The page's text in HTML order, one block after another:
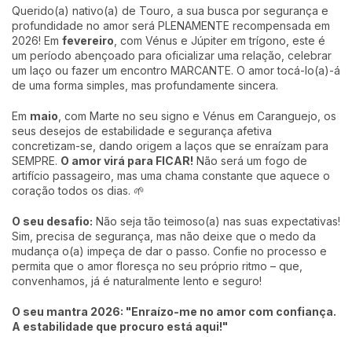
Querido(a) nativo(a) de Touro, a sua busca por segurança e
profundidade no amor será PLENAMENTE recompensada em
2026! Em fevereiro , com Vénus e Júpiter em trígono, este é
um período abençoado para oficializar uma relação, celebrar
um laço ou fazer um encontro MARCANTE. O amor tocá-lo(a)-á
de uma forma simples, mas profundamente sincera.
Em maio , com Marte no seu signo e Vénus em Caranguejo, os
seus desejos de estabilidade e segurança afetiva
concretizam-se, dando origem a laços que se enraízam para
SEMPRE. O amor virá para FICAR! Não será um fogo de
artifício passageiro, mas uma chama constante que aquece o
coração todos os dias. 🌱
O seu desafio: Não seja tão teimoso(a) nas suas expectativas!
Sim, precisa de segurança, mas não deixe que o medo da
mudança o(a) impeça de dar o passo. Confie no processo e
permita que o amor floresça no seu próprio ritmo – que,
convenhamos, já é naturalmente lento e seguro!
O seu mantra 2026: "Enraízo-me no amor com confiança.
A estabilidade que procuro está aqui!"